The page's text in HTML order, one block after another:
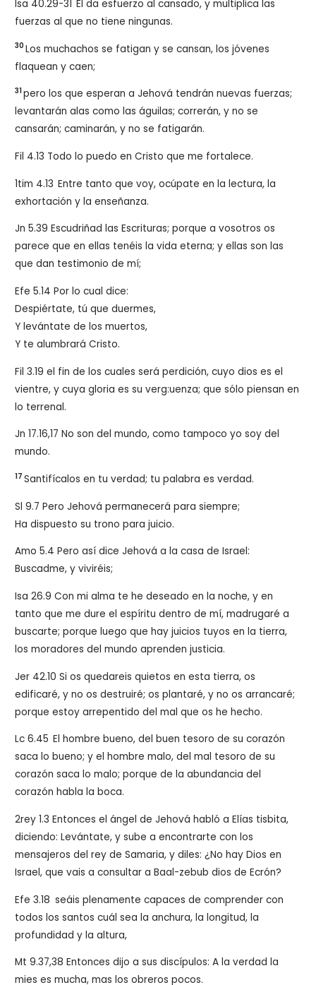
Isa 40.29-31 El da esfuerzo al cansado, y multiplica las
fuerzas al que no tiene ningunas.
30Los muchachos se fatigan y se cansan, los jóvenes
flaquean y caen;
31pero los que esperan a Jehová tendrán nuevas fuerzas;
levantarán alas como las águilas; correrán, y no se
cansarán; caminarán, y no se fatigarán.
Fil 4.13 Todo lo puedo en Cristo que me fortalece.
1tim 4.13 Entre tanto que voy, ocúpate en la lectura, la
exhortación y la enseñanza.
Jn 5.39 Escudriñad las Escrituras; porque a vosotros os
parece que en ellas tenéis la vida eterna; y ellas son las
que dan testimonio de mí;
Efe 5.14 Por lo cual dice:
Despiértate, tú que duermes,
Y levántate de los muertos,
Y te alumbrará Cristo.
Fil 3.19 el fin de los cuales será perdición, cuyo dios es el
vientre, y cuya gloria es su verg:uenza; que sólo piensan en
lo terrenal.
Jn 17.16,17 No son del mundo, como tampoco yo soy del
mundo.
17Santifícalos en tu verdad; tu palabra es verdad.
Sl 9.7 Pero Jehová permanecerá para siempre;
Ha dispuesto su trono para juicio.
Amo 5.4 Pero así dice Jehová a la casa de Israel:
Buscadme, y viviréis;
Isa 26.9 Con mi alma te he deseado en la noche, y en
tanto que me dure el espíritu dentro de mí, madrugaré a
buscarte; porque luego que hay juicios tuyos en la tierra,
los moradores del mundo aprenden justicia.
Jer 42.10 Si os quedareis quietos en esta tierra, os
edificaré, y no os destruiré; os plantaré, y no os arrancaré;
porque estoy arrepentido del mal que os he hecho.
Lc 6.45 El hombre bueno, del buen tesoro de su corazón
saca lo bueno; y el hombre malo, del mal tesoro de su
corazón saca lo malo; porque de la abundancia del
corazón habla la boca.
2rey 1.3 Entonces el ángel de Jehová habló a Elías tisbita,
diciendo: Levántate, y sube a encontrarte con los
mensajeros del rey de Samaria, y diles: ¿No hay Dios en
Israel, que vais a consultar a Baal-zebub dios de Ecrón?
Efe 3.18 seáis plenamente capaces de comprender con
todos los santos cuál sea la anchura, la longitud, la
profundidad y la altura,
Mt 9.37,38Entonces dijo a sus discípulos: A la verdad la
mies es mucha, mas los obreros pocos.